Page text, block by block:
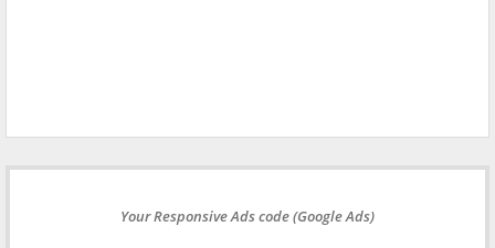
Your Responsive Ads code (Google Ads)